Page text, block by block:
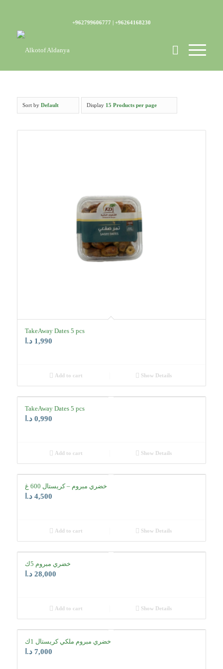
+962799606777 | +96264168230
Sort by Default Display 15 Products per page
TakeAway Dates 5 pcs
1,990 د.ا
Add to cart Show Details
TakeAway Dates 5 pcs
0,990 د.ا
Add to cart Show Details
خضري مبروم – كريستال 600 غ
4,500 د.ا
Add to cart Show Details
خضري مبروم 5ك
28,000 د.ا
Add to cart Show Details
خضري مبروم ملكي كريستال 1ك
7,000 د.ا